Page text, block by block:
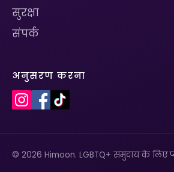
सुरक्षा
संपर्क
अनुसरण करना
© 2026 Himoon. LGBTQ+ समुदाय के लिए